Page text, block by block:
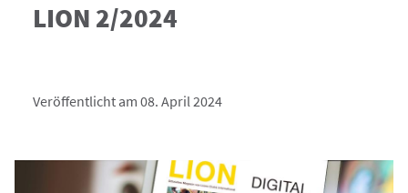
LION 2/2024
Veröffentlicht am 08. April 2024